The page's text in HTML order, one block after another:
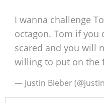
I wanna challenge
octagon. Tom if you
scared and you will
willing to put on the
— Justin Bieber